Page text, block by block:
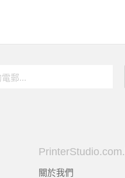
關於我們